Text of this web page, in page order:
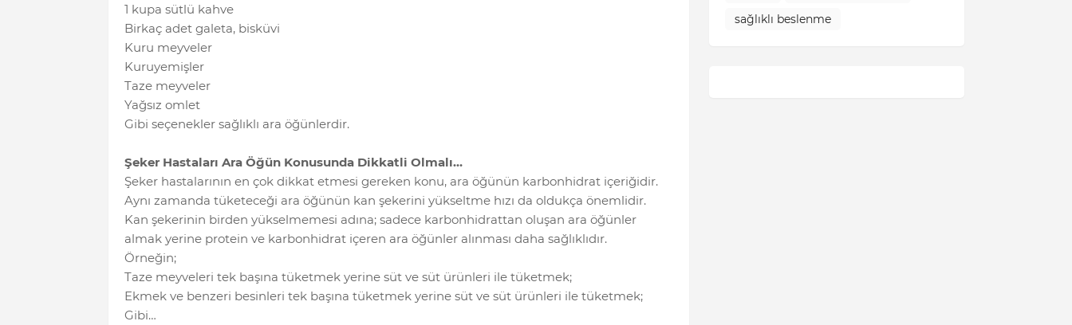
1 kupa sütlü kahve
Birkaç adet galeta, bisküvi
Kuru meyveler
Kuruyemişler
Taze meyveler
Yağsız omlet
Gibi seçenekler sağlıklı ara öğünlerdir.
Şeker Hastaları Ara Öğün Konusunda Dikkatli Olmalı…
Şeker hastalarının en çok dikkat etmesi gereken konu, ara öğünün karbonhidrat içeriğidir.
Aynı zamanda tüketeceği ara öğünün kan şekerini yükseltme hızı da oldukça önemlidir.
Kan şekerinin birden yükselmemesi adına; sadece karbonhidrattan oluşan ara öğünler
almak yerine protein ve karbonhidrat içeren ara öğünler alınması daha sağlıklıdır.
Örneğin;
Taze meyveleri tek başına tüketmek yerine süt ve süt ürünleri ile tüketmek;
Ekmek ve benzeri besinleri tek başına tüketmek yerine süt ve süt ürünleri ile tüketmek;
Gibi…
sağlıklı beslenme